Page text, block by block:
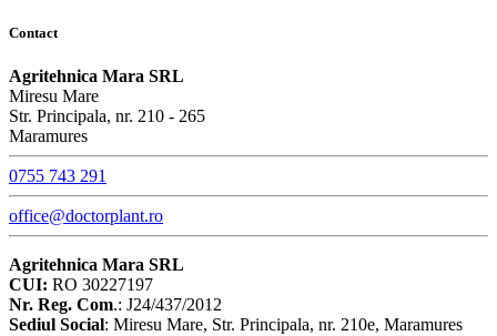
Contact
Agritehnica Mara SRL
Miresu Mare
Str. Principala, nr. 210 - 265
Maramures
0755 743 291
office@doctorplant.ro
Agritehnica Mara SRL
CUI: RO 30227197
Nr. Reg. Com.: J24/437/2012
Sediul Social: Miresu Mare, Str. Principala, nr. 210e, Maramures